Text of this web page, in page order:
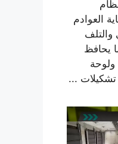
العوادم
والتلف
يحافظ
ولوحة
تشكيلات ...